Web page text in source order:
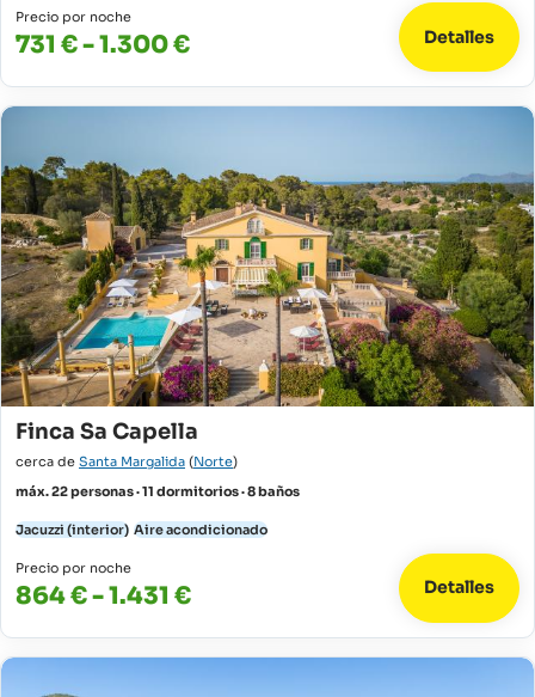
Precio por noche
731 € - 1.300 € Detalles
Finca Sa Capella
cerca de Santa Margalida (Norte)
máx. 22 personas · 11 dormitorios · 8 baños
Jacuzzi (interior) Aire acondicionado
Precio por noche
864 € - 1.431 € Detalles